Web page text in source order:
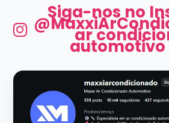
Siga-nos no
ar